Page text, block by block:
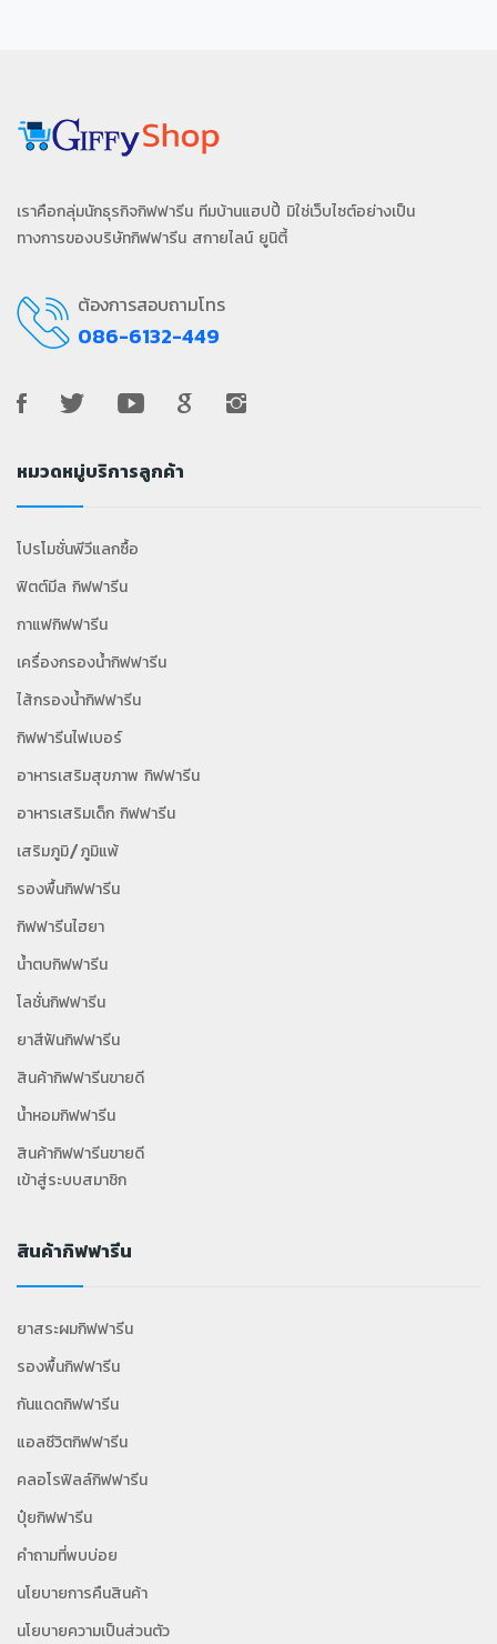
เราคือกลุ่มนักธุรกิจกิฟฟารีน ทีมบ้านแฮปปี้ มิใช่เว็บไซต์อย่างเป็น
ทางการของบริษัทกิฟฟารีน สกายไลน์ ยูนิตี้
ต้องการสอบถามโทร
086-6132-449
หมวดหมู่บริการลูกค้า
โปรโมชั่นพีวีแลกซื้อ
ฟิตต์มีล กิฟฟารีน
กาแฟกิฟฟารีน
เครื่องกรองน้ำกิฟฟารีน
ไส้กรองน้ำกิฟฟารีน
กิฟฟารีนไฟเบอร์
อาหารเสริมสุขภาพ กิฟฟารีน
อาหารเสริมเด็ก กิฟฟารีน
เสริมภูมิ/ภูมิแพ้
รองพื้นกิฟฟารีน
กิฟฟารีนไฮยา
น้ำตบกิฟฟารีน
โลชั่นกิฟฟารีน
ยาสีฟันกิฟฟารีน
สินค้ากิฟฟารีนขายดี
น้ำหอมกิฟฟารีน
สินค้ากิฟฟารีนขายดี
เข้าสู่ระบบสมาชิก
สินค้ากิฟฟารีน
ยาสระผมกิฟฟารีน
รองพื้นกิฟฟารีน
กันแดดกิฟฟารีน
แอลซีวิตกิฟฟารีน
คลอโรฟิลล์กิฟฟารีน
ปุ๋ยกิฟฟารีน
คำถามที่พบบ่อย
นโยบายการคืนสินค้า
นโยบายความเป็นส่วนตัว